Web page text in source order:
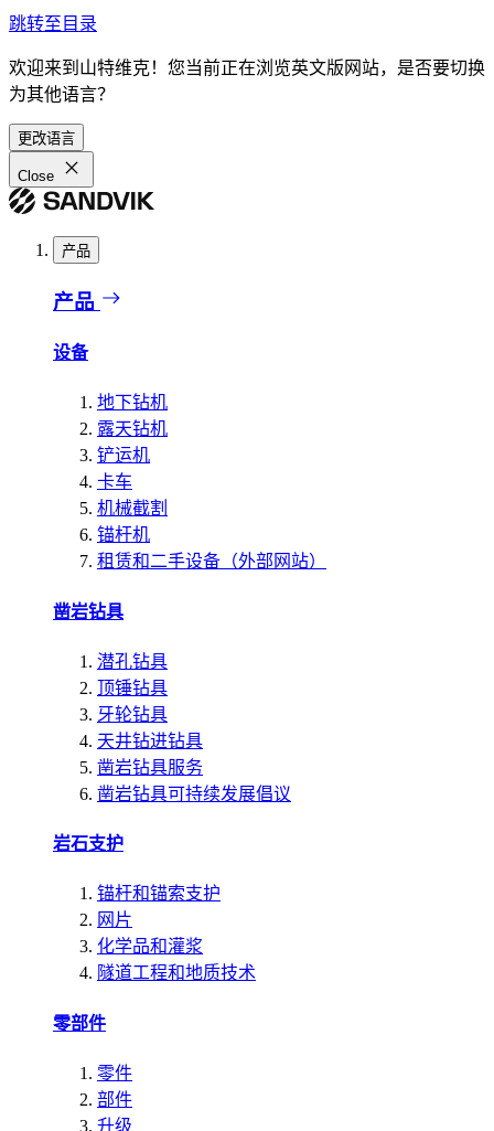
跳转至目录
欢迎来到山特维克！您当前正在浏览英文版网站，是否要切换
为其他语言？
更改语言
Close
产品
产品
设备
地下钻机
露天钻机
铲运机
卡车
机械截割
锚杆机
租赁和二手设备（外部网站）
凿岩钻具
潜孔钻具
顶锤钻具
牙轮钻具
天井钻进钻具
凿岩钻具服务
凿岩钻具可持续发展倡议
岩石支护
锚杆和锚索支护
网片
化学品和灌浆
隧道工程和地质技术
零部件
零件
部件
升级